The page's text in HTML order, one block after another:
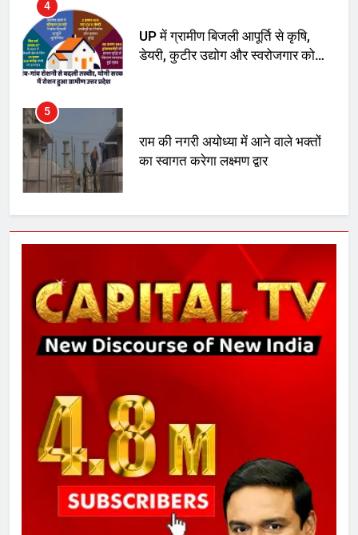
4
UP में ग्रामीण बिजली आपूर्ति से कृषि,
डेयरी, कुटीर उद्योग और स्वरोजगार को
5
राम की नगरी अयोध्या में आने वाले भक्तों
का स्वागत करेगा लक्ष्मण द्वार
6
उत्तर प्रदेश में गांवों में बढ़ेंगी सुविधाएं: 67%
बढ़ा पंचायतों का बजट
7
8
चुनाव से पहले लालू परिवार पर बड़ा झटका,
दिल्ली कोर्ट ने IRCTC घोटाले में आरोप
तय किए